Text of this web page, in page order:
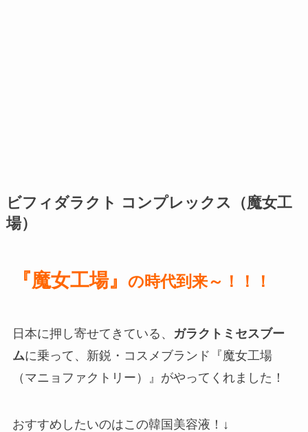
ビフィダラクト コンプレックス（魔女工
場）
『魔女工場』 の時代到来～！！！
日本に押し寄せてきている、
ガラクトミセスブー
ムに乗って、新鋭・コスメブランド『魔女工場
（マニョファクトリー）』がやってくれました！
おすすめしたいのはこの韓国美容液！↓